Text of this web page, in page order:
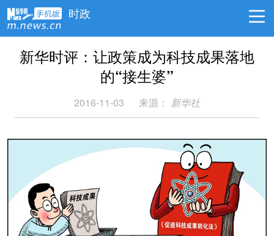
时政
新华时评：让政策成为科技成果落地
的“接生婆”
2016-11-03 来源： 新华社